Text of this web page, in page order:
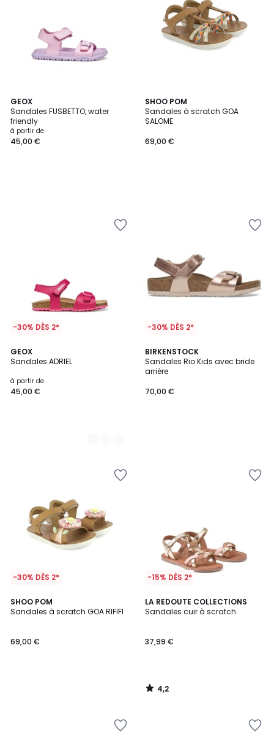
GEOX
Sandales FUSBETTO, water
friendly
à partir de
45,00 €
SHOO POM
Sandales à scratch GOA
SALOME
69,00 €
-30% DÈS 2*
GEOX
Sandales ADRIEL
à partir de
45,00 €
2
Couleurs
-30% DÈS 2*
BIRKENSTOCK
Sandales Rio Kids avec bride
arrière
70,00 €
-30% DÈS 2*
SHOO POM
Sandales à scratch GOA RIFIFI
69,00 €
-15% DÈS 2*
LA REDOUTE COLLECTIONS
Sandales cuir à scratch
37,99 €
4,2
/ 5
4,2
/